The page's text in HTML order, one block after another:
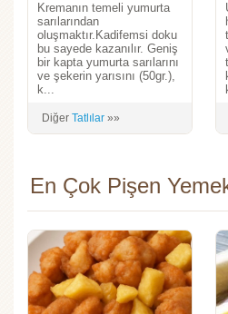
Kremanın temeli yumurta
sarılarından
oluşmaktır.Kadifemsi doku
bu sayede kazanılır. Geniş
bir kapta yumurta sarılarını
ve şekerin yarısını (50gr.),
k...
Diğer Tatlılar »»
En Çok Pişen